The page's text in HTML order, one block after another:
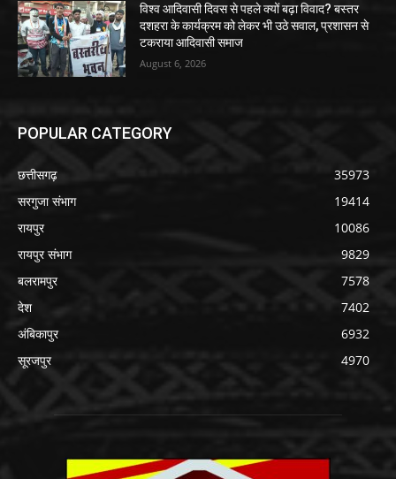
विश्व आदिवासी दिवस से पहले क्यों बढ़ा विवाद? बस्तर
दशहरा के कार्यक्रम को लेकर भी उठे सवाल, प्रशासन से
टकराया आदिवासी समाज
August 6, 2026
POPULAR CATEGORY
छत्तीसगढ़
35973
सरगुजा संभाग
19414
रायपुर
10086
रायपुर संभाग
9829
बलरामपुर
7578
देश
7402
अंबिकापुर
6932
सूरजपुर
4970